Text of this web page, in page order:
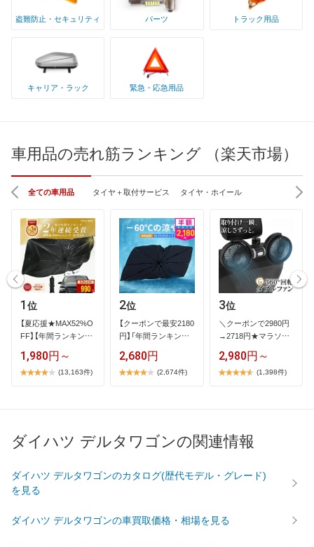
盗難防止・セキュリティ パーツ トラック用品
キャリア・ラック 緊急・応急用品
車用品の売れ筋ランキング （楽天市場）
全ての車用品 タイヤ＋取付サービス タイヤ・ホイール
1 位
【​夏​応​援​★​M​A​X​5​2​%​O​
F​F​】​【​年​間​ラ​ン​キ​ン​グ​
1,980円～
(13,163件)
2位
【​ク​ー​ポ​ン​で​最​安​2​1​8​0​
円​】​「​年​間​ラ​ン​キ​ン​…
2,680円
(2,674件)
3位
＼​ク​ー​ポ​ン​で​2​9​8​0​円​
→​2​7​1​8​円​★​マ​ラ​ソ​ン​
2,980円～
(1,398件)
ダイハツ デルタワゴンの関連情報
ダイハツ デルタワゴンのカタログ(歴代モデル・グレード)
を見る
ダイハツ デルタワゴンの車買取価格・相場を見る